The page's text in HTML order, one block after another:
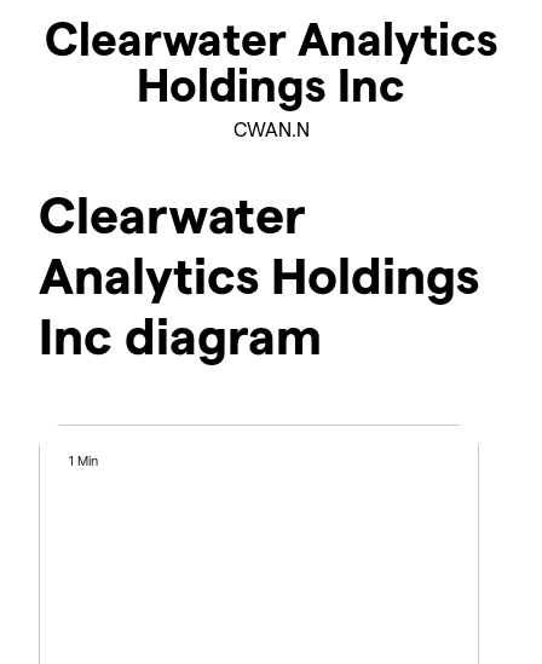
Clearwater Analytics
Holdings Inc
CWAN.N
Clearwater
Analytics Holdings
Inc diagram
1 Min